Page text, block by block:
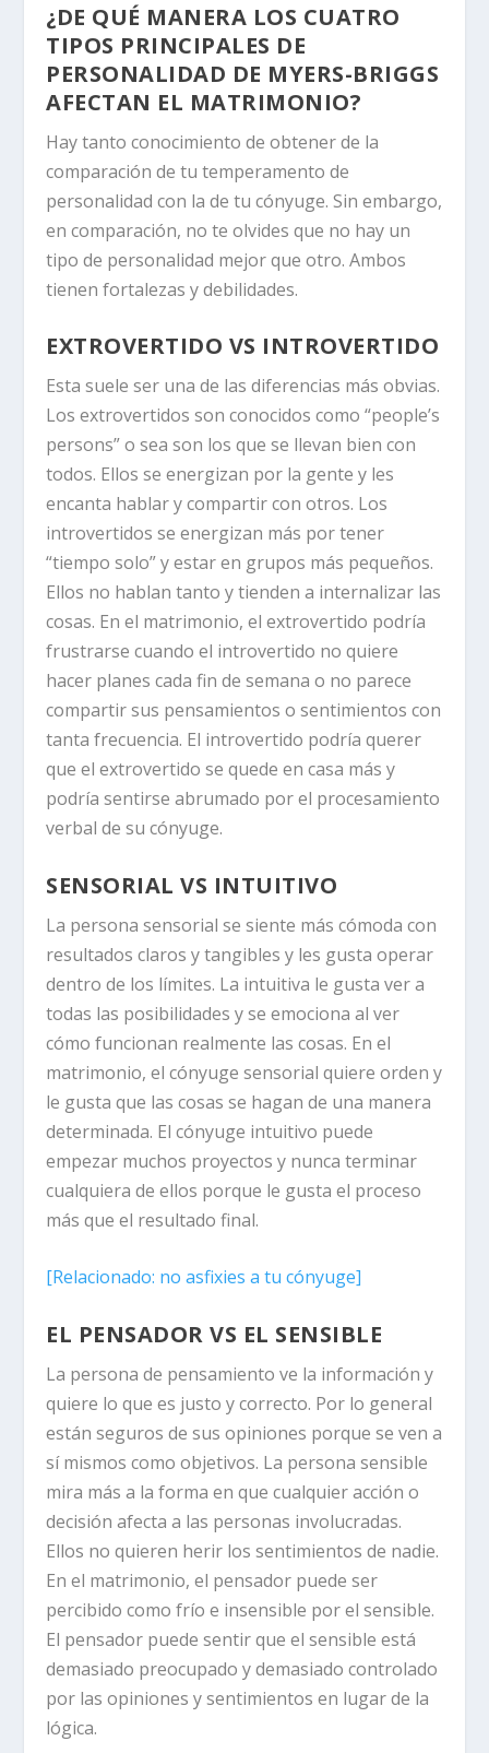
¿DE QUÉ MANERA LOS CUATRO
TIPOS PRINCIPALES DE
PERSONALIDAD DE MYERS-BRIGGS
AFECTAN EL MATRIMONIO?
Hay tanto conocimiento de obtener de la
comparación de tu temperamento de
personalidad con la de tu cónyuge. Sin embargo,
en comparación, no te olvides que no hay un
tipo de personalidad mejor que otro. Ambos
tienen fortalezas y debilidades.
EXTROVERTIDO VS INTROVERTIDO
Esta suele ser una de las diferencias más obvias.
Los extrovertidos son conocidos como “people’s
persons” o sea son los que se llevan bien con
todos. Ellos se energizan por la gente y les
encanta hablar y compartir con otros. Los
introvertidos se energizan más por tener
“tiempo solo” y estar en grupos más pequeños.
Ellos no hablan tanto y tienden a internalizar las
cosas. En el matrimonio, el extrovertido podría
frustrarse cuando el introvertido no quiere
hacer planes cada fin de semana o no parece
compartir sus pensamientos o sentimientos con
tanta frecuencia. El introvertido podría querer
que el extrovertido se quede en casa más y
podría sentirse abrumado por el procesamiento
verbal de su cónyuge.
SENSORIAL VS INTUITIVO
La persona sensorial se siente más cómoda con
resultados claros y tangibles y les gusta operar
dentro de los límites. La intuitiva le gusta ver a
todas las posibilidades y se emociona al ver
cómo funcionan realmente las cosas. En el
matrimonio, el cónyuge sensorial quiere orden y
le gusta que las cosas se hagan de una manera
determinada. El cónyuge intuitivo puede
empezar muchos proyectos y nunca terminar
cualquiera de ellos porque le gusta el proceso
más que el resultado final.
[Relacionado: no asfixies a tu cónyuge]
EL PENSADOR VS EL SENSIBLE
La persona de pensamiento ve la información y
quiere lo que es justo y correcto. Por lo general
están seguros de sus opiniones porque se ven a
sí mismos como objetivos. La persona sensible
mira más a la forma en que cualquier acción o
decisión afecta a las personas involucradas.
Ellos no quieren herir los sentimientos de nadie.
En el matrimonio, el pensador puede ser
percibido como frío e insensible por el sensible.
El pensador puede sentir que el sensible está
demasiado preocupado y demasiado controlado
por las opiniones y sentimientos en lugar de la
lógica.